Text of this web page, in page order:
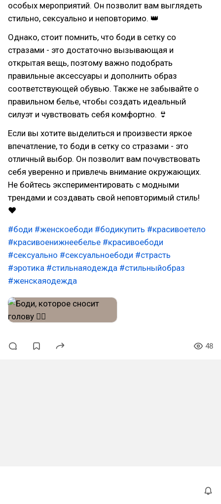
особых мероприятий. Он позволит вам выглядеть
стильно, сексуально и неповторимо. 👑
Однако, стоит помнить, что боди в сетку со
стразами - это достаточно вызывающая и
открытая вещь, поэтому важно подобрать
правильные аксессуары и дополнить образ
соответствующей обувью. Также не забывайте о
правильном белье, чтобы создать идеальный
силуэт и чувствовать себя комфортно. 👙
Если вы хотите выделиться и произвести яркое
впечатление, то боди в сетку со стразами - это
отличный выбор. Он позволит вам почувствовать
себя уверенно и привлечь внимание окружающих.
Не бойтесь экспериментировать с модными
трендами и создавать свой неповторимый стиль!
❤
#боди #женскоебоди #бодикупить #красивоетело
#красивоенижнеебелье #красивоебоди
#сексуально #сексуальноебоди #страсть
#эротика #стильнаяодежда #стильныйобраз
#женскаяодежда
48